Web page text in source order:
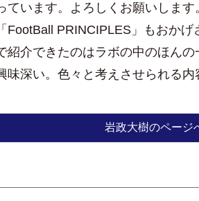
ています。よろしくお願いしま
FootBall PRINCIPLES」もおか
紹介できたのはラボの中のほん
味深い。色々と考えさせられる
岩政大樹のページ